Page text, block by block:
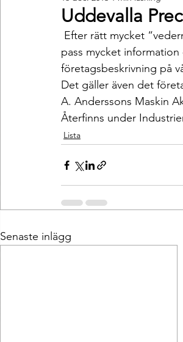
Uddevalla
pass mycket
företagsbeskrivning på
Det gäller även det
A. Anderssons Maskin
Återfinns under
Lista
Senaste inlägg